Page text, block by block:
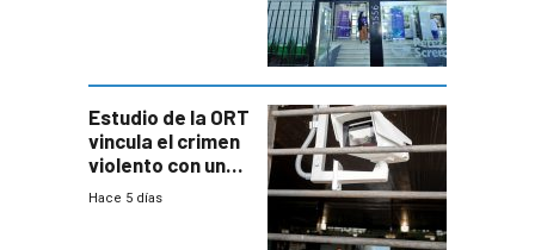
Estudio de la ORT
vincula el crimen
violento con una
menor creación
Hace 5 días